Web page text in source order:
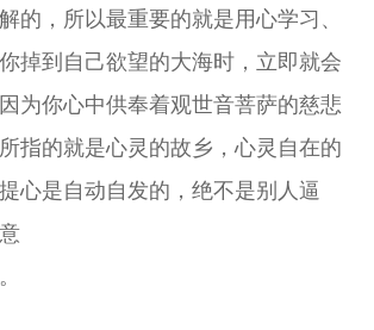
的，所以最重要的就是用心学习、
掉到自己欲望的大海时，立即就会
为你心中供奉着观世音菩萨的慈悲
指的就是心灵的故乡，心灵自在的
心是自动自发的，绝不是别人逼